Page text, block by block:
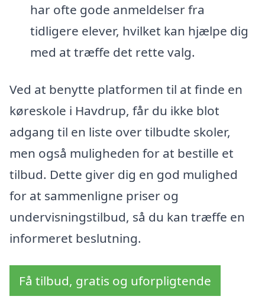
har ofte gode anmeldelser fra
tidligere elever, hvilket kan hjælpe dig
med at træffe det rette valg.
Ved at benytte platformen til at finde en
køreskole i Havdrup, får du ikke blot
adgang til en liste over tilbudte skoler,
men også muligheden for at bestille et
tilbud. Dette giver dig en god mulighed
for at sammenligne priser og
undervisningstilbud, så du kan træffe en
informeret beslutning.
Få tilbud, gratis og uforpligtende